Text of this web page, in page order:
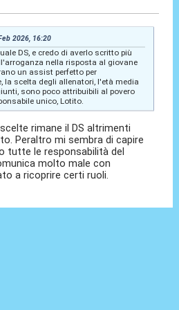
2026, 16:20
DS, e credo di averlo scritto più
nella risposta al giovane
un assist perfetto per
la scelta degli allenatori, l'età media
sono poco attribuibili al povero
unico, Lotito.
rimane il DS altrimenti
Peraltro mi sembra di capire
tutte le responsabilità del
molto male con
a ricoprire certi ruoli.